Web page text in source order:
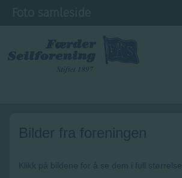
Bilder fra foreningen
Klikk på bildene for å se dem i full størrelse.